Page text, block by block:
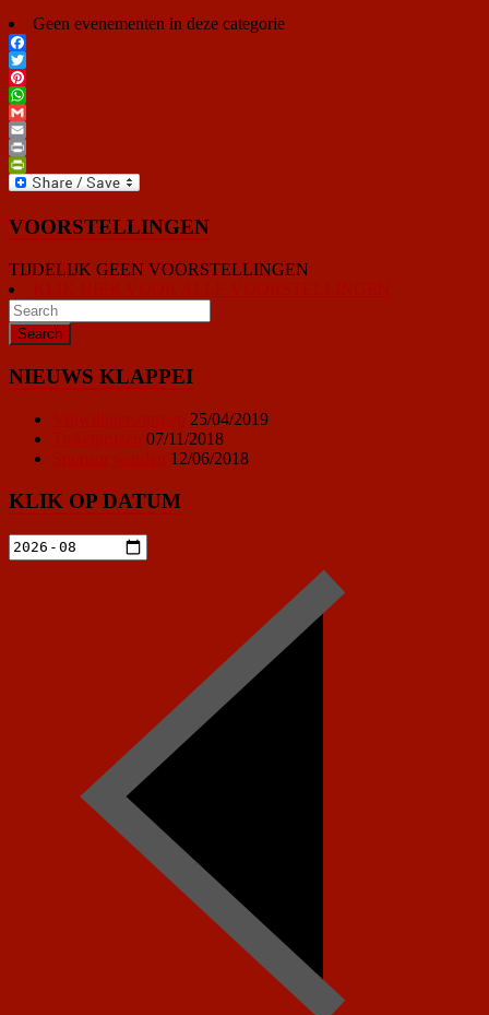
Geen evenementen in deze categorie
Facebook
Twitter
Pinterest
WhatsApp
Gmail
Email
Print
PrintFriendly
VOORSTELLINGEN
TIJDELIJK GEEN VOORSTELLINGEN
NIEUWS KLAPPEI
25/04/2019
07/11/2018
12/06/2018
KLIK OP DATUM